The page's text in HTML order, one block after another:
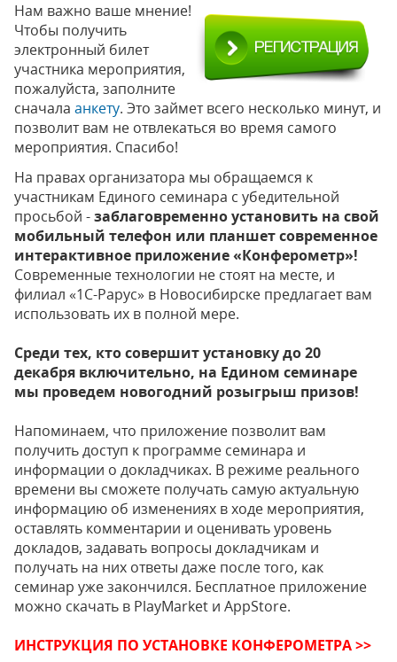
Нам важно ваше мнение!
Чтобы получить
электронный билет
участника мероприятия,
пожалуйста, заполните
сначала анкету. Это займет всего несколько минут, и
позволит вам не отвлекаться во время самого
мероприятия. Спасибо!
На правах организатора мы обращаемся к
участникам Единого семинара с убедительной
просьбой -заблаговременно установить на свой
мобильный телефон или планшет современное
интерактивное приложение «Конферометр»!
Современные технологии не стоят на месте, и
филиал «1С-Рарус» в Новосибирске предлагает вам
использовать их в полной мере.
Среди тех, кто совершит установку до 20
декабря включительно, на Едином семинаре
мы проведем новогодний розыгрыш призов!
Напоминаем, что приложение позволит вам
получить доступ к программе семинара и
информации о докладчиках. В режиме реального
времени вы сможете получать самую актуальную
информацию об изменениях в ходе мероприятия,
оставлять комментарии и оценивать уровень
докладов, задавать вопросы докладчикам и
получать на них ответы даже после того, как
семинар уже закончился. Бесплатное приложение
можно скачать в PlayMarket и AppStore.
ИНСТРУКЦИЯ ПО УСТАНОВКЕ КОНФЕРОМЕТРА >>